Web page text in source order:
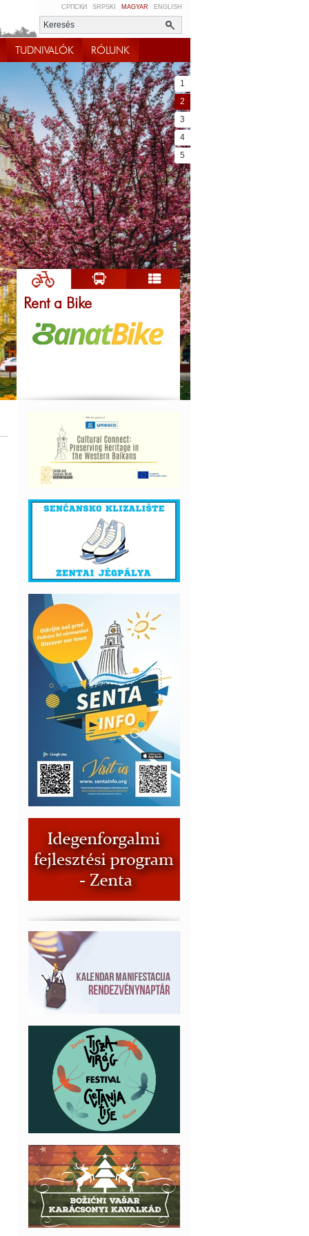
СРПСКИ SRPSKI MAGYAR ENGLISH
TUDNIVALÓK RÓLUNK
1
2
3
4
5
Rent a Bike